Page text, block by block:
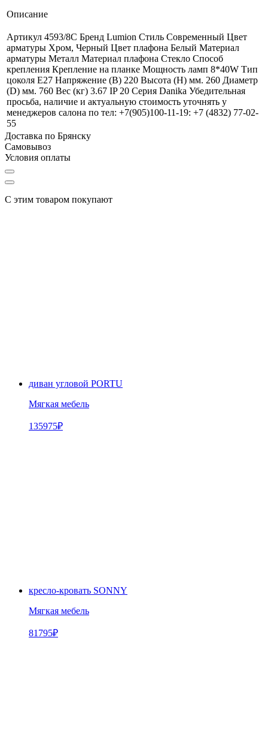
Описание
Артикул 4593/8C Бренд Lumion Стиль Современный Цвет
арматуры Хром, Черный Цвет плафона Белый Материал
арматуры Металл Материал плафона Стекло Способ
крепления Крепление на планке Мощность ламп 8*40W Тип
цоколя E27 Напряжение (В) 220 Высота (Н) мм. 260 Диаметр
(D) мм. 760 Вес (кг) 3.67 IP 20 Серия Danika Убедительная
просьба, наличие и актуальную стоимость уточнять у
менеджеров салона по тел: +7(905)100-11-19: +7 (4832) 77-02-
55
Доставка по Брянску
Самовывоз
Условия оплаты
С этим товаром покупают
диван угловой PORTU
Мягкая мебель
135975₽
кресло-кровать SONNY
Мягкая мебель
81795₽